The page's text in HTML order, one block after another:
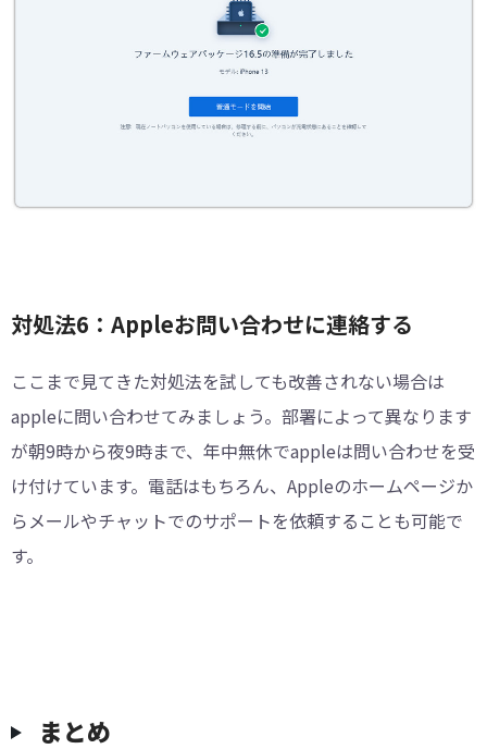
対処法6：Appleお問い合わせに連絡する
ここまで見てきた対処法を試しても改善されない場合は
appleに問い合わせてみましょう。部署によって異なります
が朝9時から夜9時まで、年中無休でappleは問い合わせを受
け付けています。電話はもちろん、Appleのホームページか
らメールやチャットでのサポートを依頼することも可能で
す。
まとめ